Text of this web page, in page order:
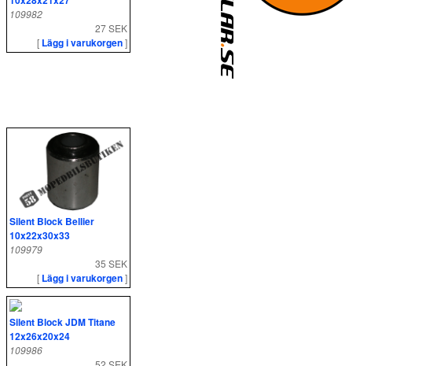
109982
27 SEK
[ Lägg i varukorgen]
Silent Block Bellier
10x22x30x33
109979
35 SEK
[ Lägg i varukorgen]
Silent Block JDM Titane
12x26x20x24
109986